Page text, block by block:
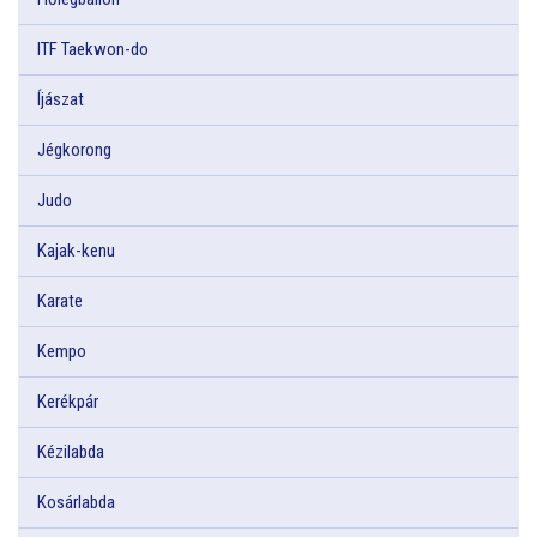
ITF Taekwon-do
Íjászat
Jégkorong
Judo
Kajak-kenu
Karate
Kempo
Kerékpár
Kézilabda
Kosárlabda